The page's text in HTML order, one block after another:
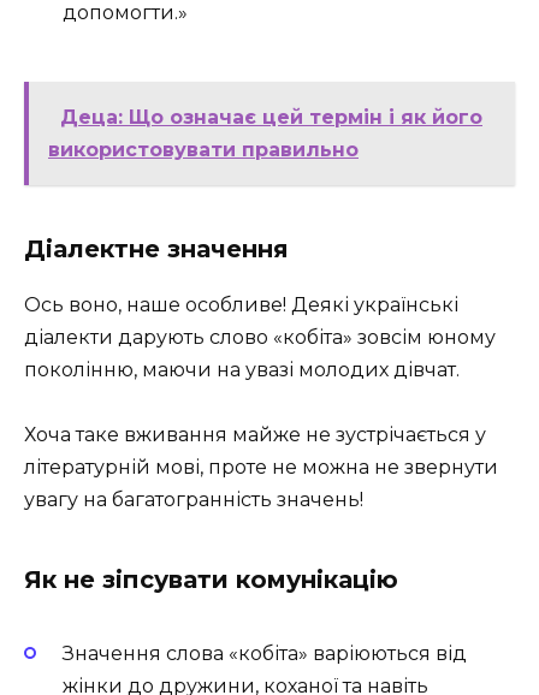
допомогти.»
Деца: Що означає цей термін і як його
використовувати правильно
Діалектне значення
Ось воно, наше особливе! Деякі українські
діалекти дарують слово «кобіта» зовсім юному
поколінню, маючи на увазі молодих дівчат.
Хоча таке вживання майже не зустрічається у
літературній мові, проте не можна не звернути
увагу на багатогранність значень!
Як не зіпсувати комунікацію
Значення слова «кобіта» варіюються від
жінки до дружини, коханої та навіть